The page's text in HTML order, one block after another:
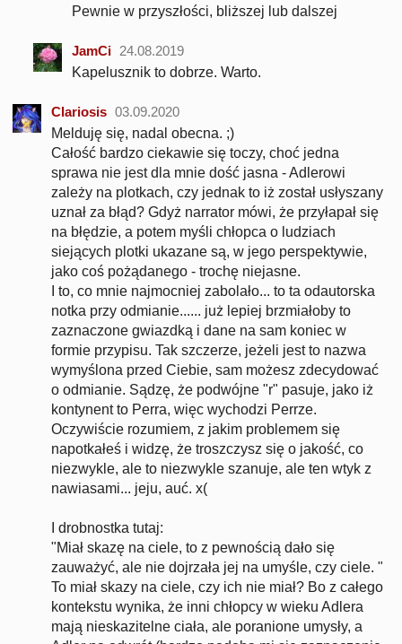
Pewnie w przyszłości, bliższej lub dalszej
JamCi 24.08.2019
Kapelusznik to dobrze. Warto.
Clariosis 03.09.2020
Melduję się, nadal obecna. ;)
Całość bardzo ciekawie się toczy, choć jedna
sprawa nie jest dla mnie dość jasna - Adlerowi
zależy na plotkach, czy jednak to iż został usłyszany
uznał za błąd? Gdyż narrator mówi, że przyłapał się
na błędzie, a potem myśli chłopca o ludziach
siejących plotki ukazane są, w jego perspektywie,
jako coś pożądanego - trochę niejasne.
I to, co mnie najmocniej zabolało... to ta odautorska
notka przy odmianie...... już lepiej brzmiałoby to
zaznaczone gwiazdką i dane na sam koniec w
formie przypisu. Tak szczerze, jeżeli jest to nazwa
wymyślona przed Ciebie, sam możesz zdecydować
o odmianie. Sądzę, że podwójne "r" pasuje, jako iż
kontynent to Perra, więc wychodzi Perrze.
Oczywiście rozumiem, z jakim problemem się
napotkałeś i widzę, że troszczysz się o jakość, co
niezwykle, ale to niezwykle szanuje, ale ten wtyk z
nawiasami... jeju, auć. x(
I drobnostka tutaj:
"Miał skazę na ciele, to z pewnością dało się
zauważyć, ale nie dojrzała jej na umyśle, czy ciele. "
To miał skazy na ciele, czy ich nie miał? Bo z całego
kontekstu wynika, że inni chłopcy w wieku Adlera
mają nieskazitelne ciała, ale poranione umysły, a